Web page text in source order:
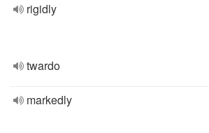
rigidly
twardo
markedly